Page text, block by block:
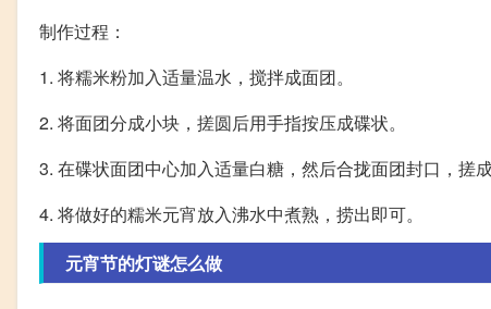
制作过程：
1. 将糯米粉加入适量温水，搅拌成面团。
2. 将面团分成小块，搓圆后用手指按压成碟状。
3. 在碟状面团中心加入适量白糖，然后合拢面团封口，搓成
4. 将做好的糯米元宵放入沸水中煮熟，捞出即可。
元宵节的灯谜怎么做